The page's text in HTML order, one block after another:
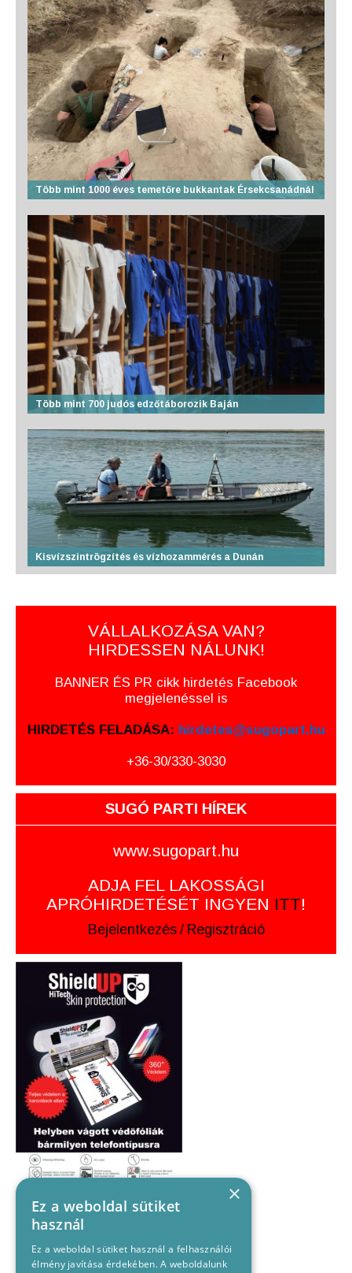
Több mint 1000 éves temetőre bukkantak Érsekcsanádnál
Több mint 700 judós edzőtáborozik Baján
Kisvízszintrögzítés és vízhozammérés a Dunán
VÁLLALKOZÁSA VAN?
HIRDESSEN NÁLUNK!
BANNER ÉS PR cikk hirdetés Facebook
megjelenéssel is
HIRDETÉS FELADÁSA: hirdetes@sugopart.hu
+36-30/330-3030
SUGÓ PARTI HÍREK
www.sugopart.hu
ADJA FEL LAKOSSÁGI
APRÓHIRDETÉSÉT INGYEN ITT!
Bejelentkezés / Regisztráció
×
Ez a weboldal sütiket
használ
Ez a weboldal sütiket használ a felhasználói
élmény javítása érdekében. A weboldalunk